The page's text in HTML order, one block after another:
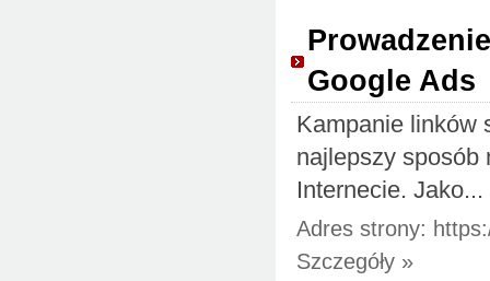
Google Ads
Kampanie linków
najlepszy sposób
Internecie. Jako...
Adres strony:
Szczegóły »